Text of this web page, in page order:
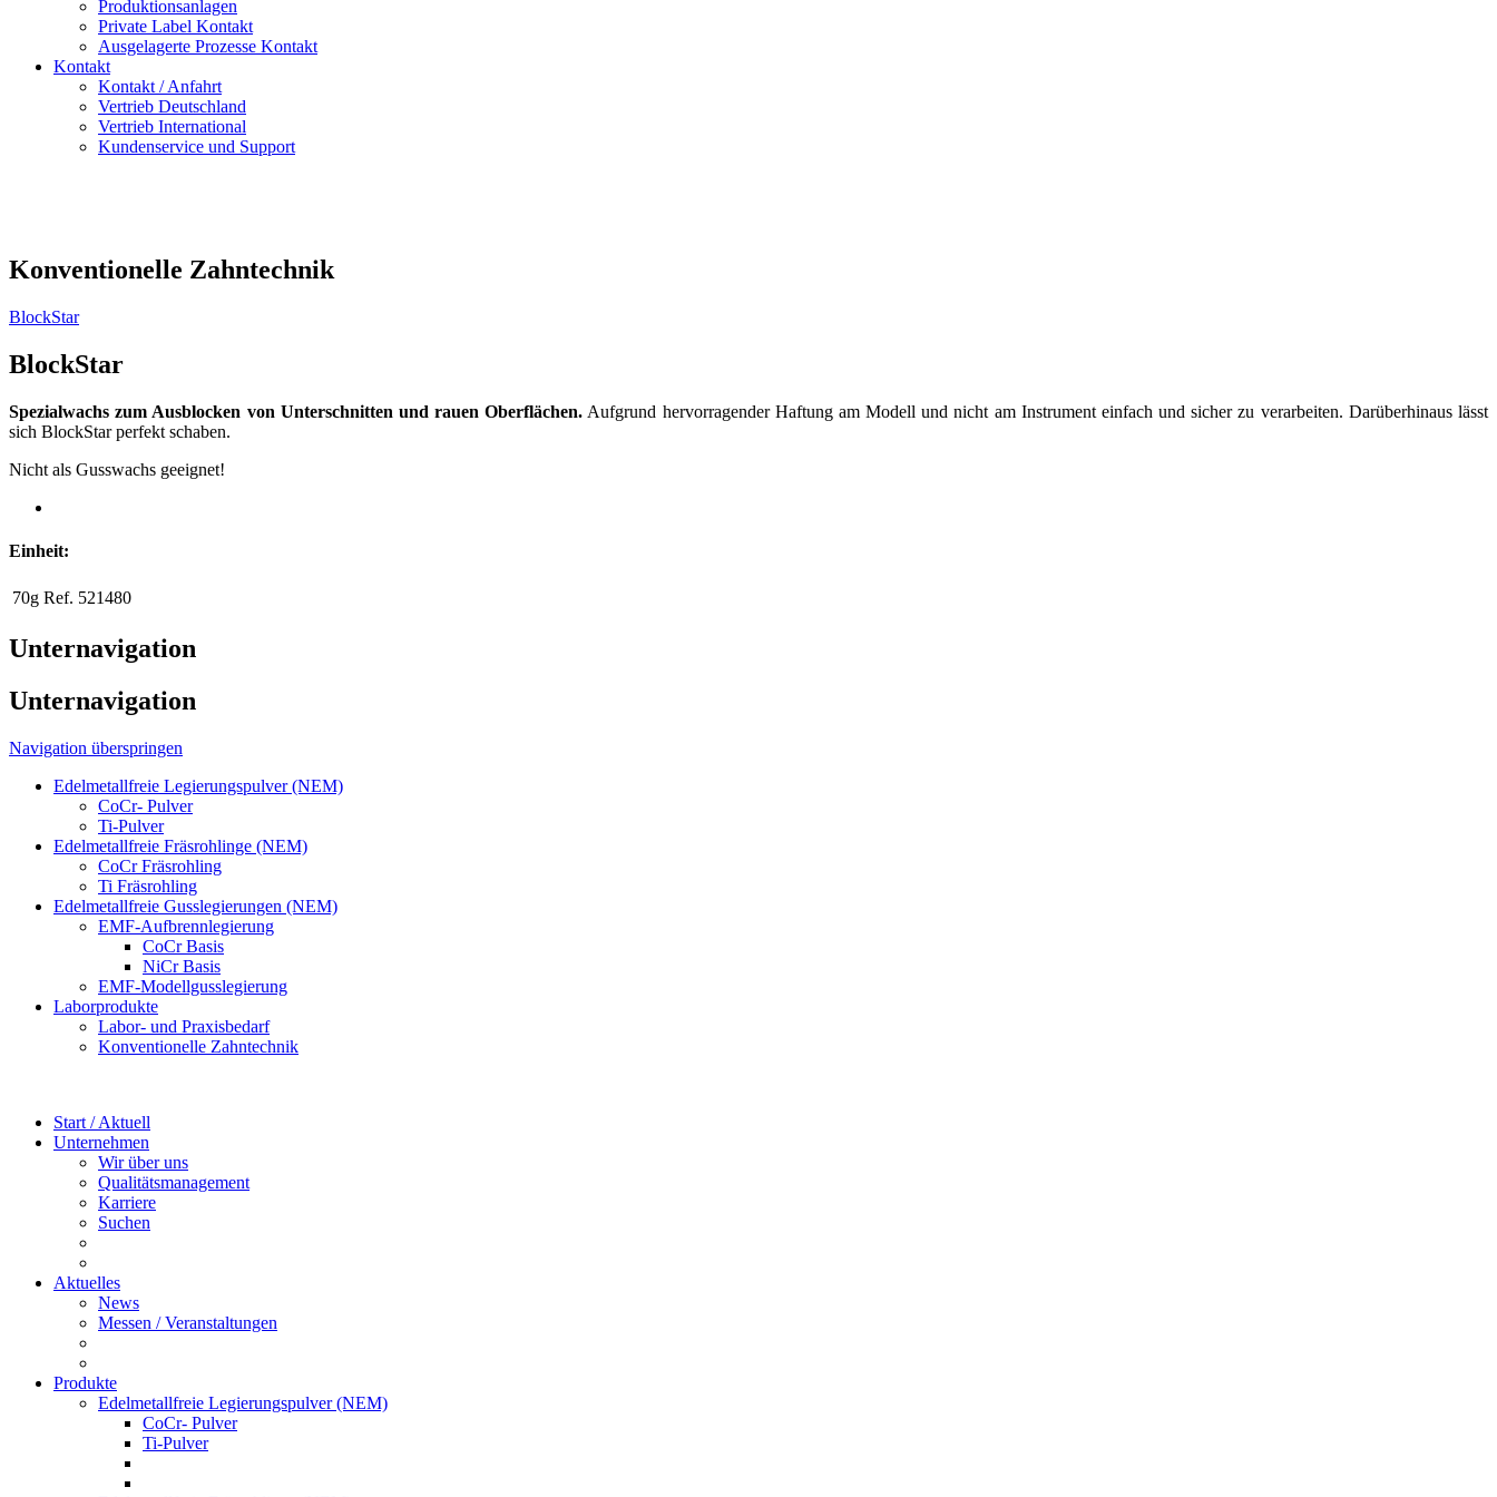
Produktionsanlagen
Private Label Kontakt
Ausgelagerte Prozesse Kontakt
Kontakt
Kontakt / Anfahrt
Vertrieb Deutschland
Vertrieb International
Kundenservice und Support
Konventionelle Zahntechnik
BlockStar
BlockStar
Spezialwachs zum Ausblocken von Unterschnitten und rauen Oberflächen. Aufgrund hervorragender Haftung am Modell und nicht am Instrument einfach und sicher zu verarbeiten. Darüberhinaus lässt
sich BlockStar perfekt schaben.
Nicht als Gusswachs geeignet!
Einheit:
70g Ref. 521480
Unternavigation
Unternavigation
Navigation überspringen
Edelmetallfreie Legierungspulver (NEM)
CoCr- Pulver
Ti-Pulver
Edelmetallfreie Fräsrohlinge (NEM)
CoCr Fräsrohling
Ti Fräsrohling
Edelmetallfreie Gusslegierungen (NEM)
EMF-Aufbrennlegierung
CoCr Basis
NiCr Basis
EMF-Modellgusslegierung
Laborprodukte
Labor- und Praxisbedarf
Konventionelle Zahntechnik
Start / Aktuell
Unternehmen
Wir über uns
Qualitätsmanagement
Karriere
Suchen
Aktuelles
News
Messen / Veranstaltungen
Produkte
Edelmetallfreie Legierungspulver (NEM)
CoCr- Pulver
Ti-Pulver